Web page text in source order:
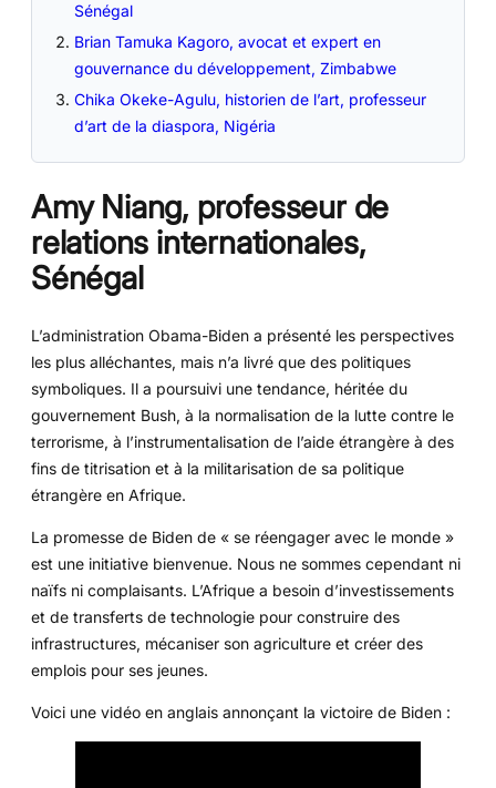
Sénégal
Brian Tamuka Kagoro, avocat et expert en
gouvernance du développement, Zimbabwe
Chika Okeke-Agulu, historien de l’art, professeur
d’art de la diaspora, Nigéria
Amy Niang, professeur de
relations internationales,
Sénégal
L’administration Obama-Biden a présenté les perspectives
les plus alléchantes, mais n’a livré que des politiques
symboliques. Il a poursuivi une tendance, héritée du
gouvernement Bush, à la normalisation de la lutte contre le
terrorisme, à l’instrumentalisation de l’aide étrangère à des
fins de titrisation et à la militarisation de sa politique
étrangère en Afrique.
La promesse de Biden de « se réengager avec le monde »
est une initiative bienvenue. Nous ne sommes cependant ni
naïfs ni complaisants. L’Afrique a besoin d’investissements
et de transferts de technologie pour construire des
infrastructures, mécaniser son agriculture et créer des
emplois pour ses jeunes.
Voici une vidéo en anglais annonçant la victoire de Biden :